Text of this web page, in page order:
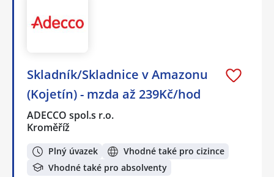
Skladník/Skladnice v Amazonu
(Kojetín) - mzda až 239Kč/hod
ADECCO spol.s r.o.
Kroměříž
Plný úvazek
Vhodné také pro cizince
Vhodné také pro absolventy